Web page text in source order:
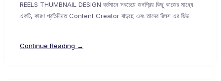
REELS THUMBNAIL DESIGN বর্তমানে সবচেয়ে জনপ্রিয় কিছু কাজের মাধ্যে
একটি, কারণ প্রতিনিয়ত Content Creator বাড়ছে এবং তাদের রিলস এর ভিউ
Continue Reading →